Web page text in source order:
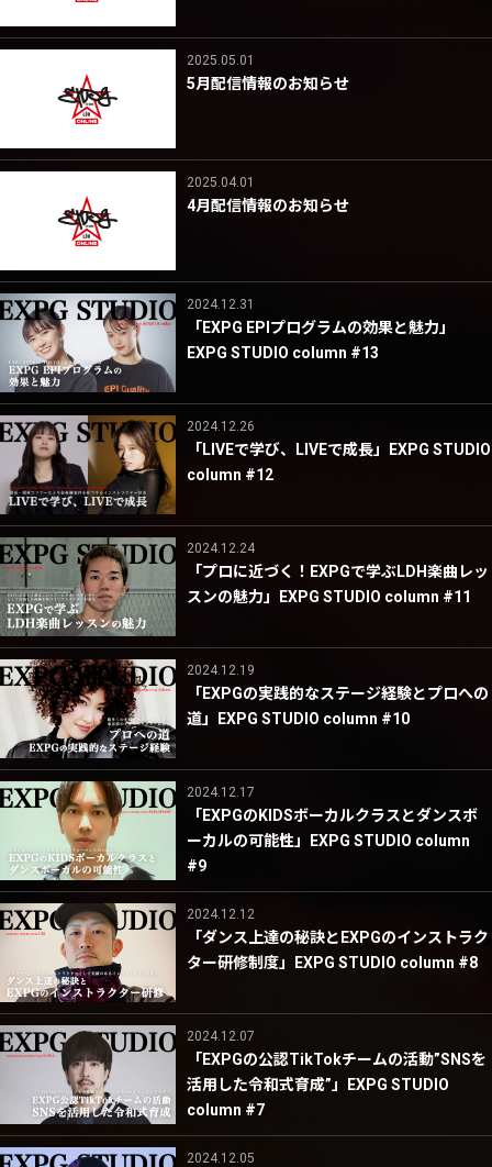
2025.05.01
5月配信情報のお知らせ
2025.04.01
4月配信情報のお知らせ
2024.12.31
「EXPG EPIプログラムの効果と魅力」
EXPG STUDIO column #13
2024.12.26
「LIVEで学び、LIVEで成長」EXPG STUDIO
column #12
2024.12.24
「プロに近づく！EXPGで学ぶLDH楽曲レッ
スンの魅力」EXPG STUDIO column #11
2024.12.19
「EXPGの実践的なステージ経験とプロへの
道」EXPG STUDIO column #10
2024.12.17
「EXPGのKIDSボーカルクラスとダンスボ
ーカルの可能性」EXPG STUDIO column
#9
2024.12.12
「ダンス上達の秘訣とEXPGのインストラク
ター研修制度」EXPG STUDIO column #8
2024.12.07
「EXPGの公認TikTokチームの活動”SNSを
活用した令和式育成”」EXPG STUDIO
column #7
2024.12.05